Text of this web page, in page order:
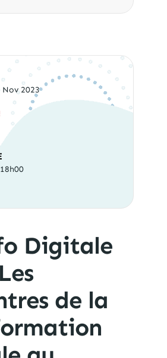
Nov 2023
Digitale
de la